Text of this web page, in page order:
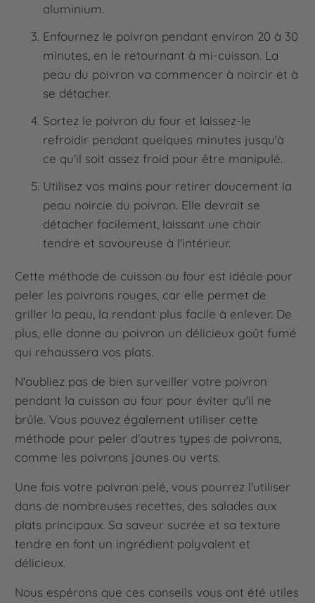
aluminium.
Enfournez le poivron pendant environ 20 à 30
minutes, en le retournant à mi-cuisson. La
peau du poivron va commencer à noircir et à
se détacher.
Sortez le poivron du four et laissez-le
refroidir pendant quelques minutes jusqu'à
ce qu'il soit assez froid pour être manipulé.
Utilisez vos mains pour retirer doucement la
peau noircie du poivron. Elle devrait se
détacher facilement, laissant une chair
tendre et savoureuse à l'intérieur.
Cette méthode de cuisson au four est idéale pour
peler les poivrons rouges, car elle permet de
griller la peau, la rendant plus facile à enlever. De
plus, elle donne au poivron un délicieux goût fumé
qui rehaussera vos plats.
N'oubliez pas de bien surveiller votre poivron
pendant la cuisson au four pour éviter qu'il ne
brûle. Vous pouvez également utiliser cette
méthode pour peler d'autres types de poivrons,
comme les poivrons jaunes ou verts.
Une fois votre poivron pelé, vous pourrez l'utiliser
dans de nombreuses recettes, des salades aux
plats principaux. Sa saveur sucrée et sa texture
tendre en font un ingrédient polyvalent et
délicieux.
Nous espérons que ces conseils vous ont été utiles